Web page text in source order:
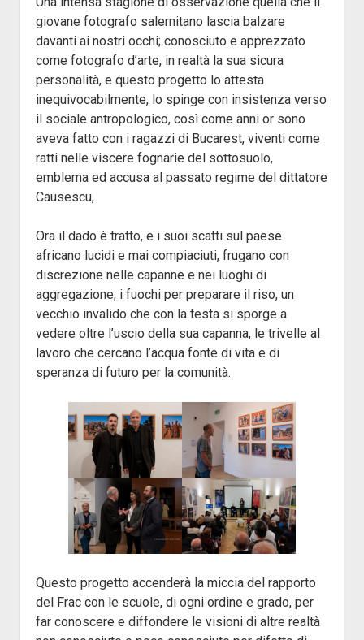
giovane fotografo salernitano lascia balzare
davanti ai nostri occhi; conosciuto e apprezzato
come fotografo d’arte, in realtà la sua sicura
personalità, e questo progetto lo attesta
inequivocabilmente, lo spinge con insistenza verso
il sociale antropologico, così come anni or sono
aveva fatto con i ragazzi di Bucarest, viventi come
ratti nelle viscere fognarie del sottosuolo,
emblema ed accusa al passato regime del dittatore
Causescu,
Ora il dado è tratto, e i suoi scatti sul paese
africano lucidi e mai compiaciuti, frugano con
discrezione nelle capanne e nei luoghi di
aggregazione; i fuochi per preparare il riso, un
vecchio invalido che con la testa si sporge a
vedere oltre l’uscio della sua capanna, le trivelle al
lavoro che cercano l’acqua fonte di vita e di
speranza di futuro per la comunità.
Questo progetto accenderà la miccia del rapporto
del Frac con le scuole, di ogni ordine e grado, per
far conoscere e diffondere le visioni di altre realtà